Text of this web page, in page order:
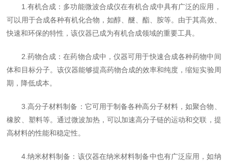
1.有机合成：多功能微波合成仪在有机合成中具有广泛的应用，
可以用于合成各种有机化合物，如醇、醚、酯、胺等。由于其高效、
快速和环保的特性，该仪器已成为有机合成领域的重要工具。
2.药物合成：在药物合成中，仪器可用于快速合成各种药物中间
体和目标分子。该仪器能够提高药物合成的效率和纯度，缩短实验周
期，降低成本。
3.高分子材料制备：它可用于制备各种高分子材料，如聚合物、
橡胶、塑料等。通过微波加热，可以加速高分子链的运动和交联，提
高材料的性能和稳定性。
4.纳米材料制备：该仪器在纳米材料制备中也有广泛应用，如纳